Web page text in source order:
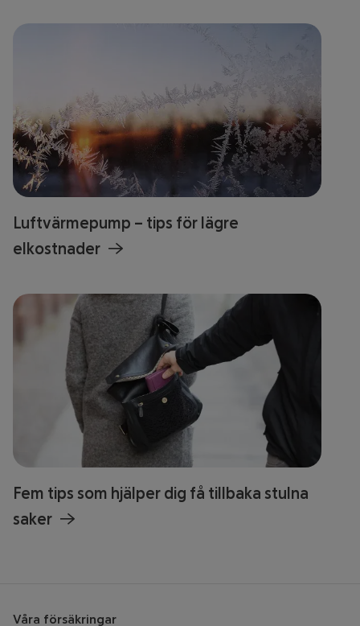
Luftvärmepump – tips för lägre
elkostnader
Fem tips som hjälper dig få tillbaka stulna
saker
Våra försäkringar